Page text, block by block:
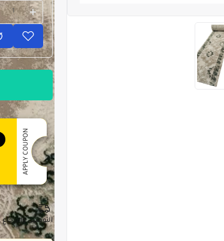
APPLY COUPON
التوصيل والإرجاع